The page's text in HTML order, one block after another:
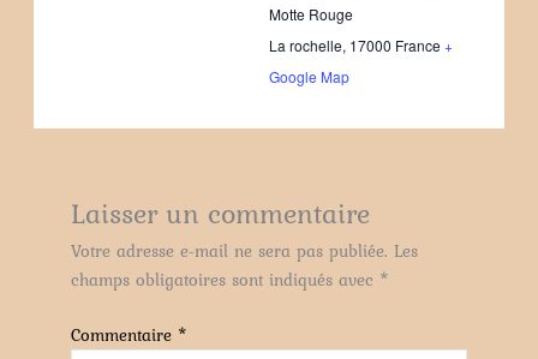
Motte Rouge
La rochelle, 17000 France +
Google Map
Laisser un commentaire
Votre adresse e-mail ne sera pas publiée. Les
champs obligatoires sont indiqués avec *
Commentaire *